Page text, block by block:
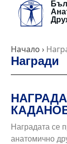
content
Начало ›
Награди
Наградата се
анатомично